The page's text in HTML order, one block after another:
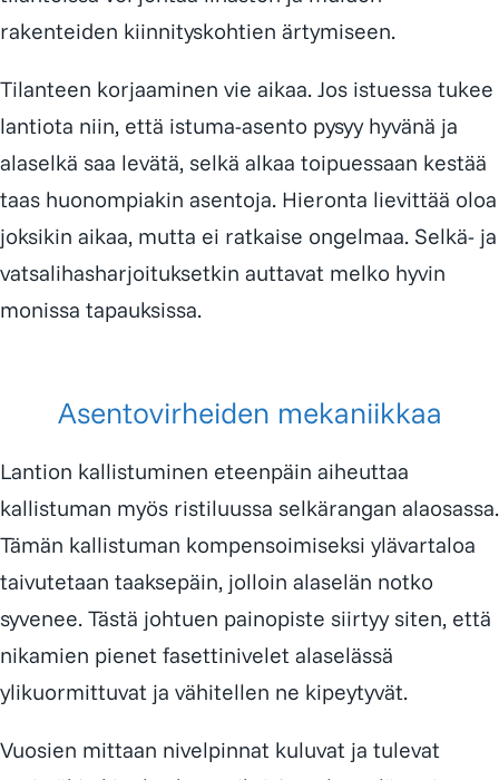
rakenteiden kiinnityskohtien ärtymiseen.
Tilanteen korjaaminen vie aikaa. Jos istuessa tukee
lantiota niin, että istuma-asento pysyy hyvänä ja
alaselkä saa levätä, selkä alkaa toipuessaan kestää
taas huonompiakin asentoja. Hieronta lievittää oloa
joksikin aikaa, mutta ei ratkaise ongelmaa. Selkä- ja
vatsalihasharjoituksetkin auttavat melko hyvin
monissa tapauksissa.
Asentovirheiden mekaniikkaa
Lantion kallistuminen eteenpäin aiheuttaa
kallistuman myös ristiluussa selkärangan alaosassa.
Tämän kallistuman kompensoimiseksi ylävartaloa
taivutetaan taaksepäin, jolloin alaselän notko
syvenee. Tästä johtuen painopiste siirtyy siten, että
nikamien pienet fasettinivelet alaselässä
ylikuormittuvat ja vähitellen ne kipeytyvät.
Vuosien mittaan nivelpinnat kuluvat ja tulevat